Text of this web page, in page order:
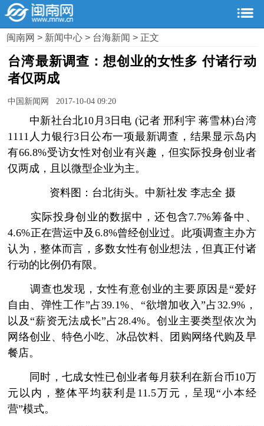
闽南网> 新闻中心> 台海新闻> 正文
台湾最新调查：想创业的女性多 付诸行动
者仅两成
中国新闻网 2017-10-04 09:20
中新社台北10月3日电 (记者 邢利宇 蒋雪林)台湾
1111人力银行3日公布一项最新调查，结果显示岛内
有66.8%受访女性对创业有兴趣，但实际投身创业者
仅两成，且以微型企业为主。
资料图：台北街头。中新社发 李志全 摄
实际投身创业的数据中，还包含7.7%筹备中、
4.6%正在营运中及6.8%曾经创业过。此项调查主办方
认为，整体而言，多数女性有创业想法，但真正付诸
行动的比例仍有限。
调查也发现，女性有意创业的主要原因是“爱好
自由、弹性工作”占39.1%、“欲增加收入”占32.9%，
以及“薪资无法成长”占28.4%。创业主要类型依次为
网络创业、特色小吃、冰品饮料、团购网络代购及早
餐店。
同时，七成女性已创业者每月获利在新台币10万
元以内，整体平均获利是11.5万元，呈现“小本经
营”模式。